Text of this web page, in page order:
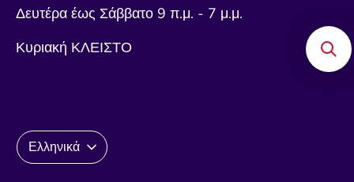
Δευτέρα έως Σάββατο 9 π.μ. - 7 μ.μ.
Κυριακή ΚΛΕΙΣΤΟ
Γλώσσα
Ελληνικά